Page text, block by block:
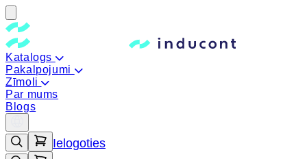
Katalogs
Pakalpojumi
Zīmoli
Par mums
Blogs
Ielogoties